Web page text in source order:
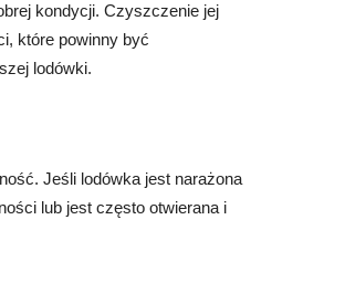
kondycji. Czyszczenie jej
które powinny być
lodówki.
Jeśli lodówka jest narażona
lub jest często otwierana i